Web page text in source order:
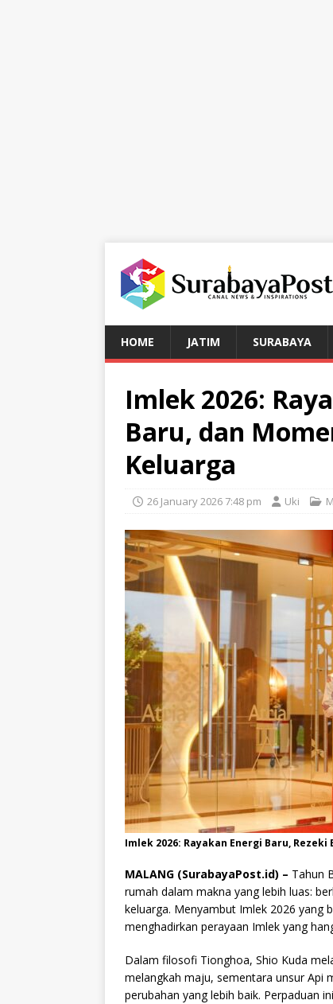
HOME JATIM SURABAYA
Imlek 2026:
Baru, dan
Keluarga
26 January 2026 7:48 pm Uki
Imlek 2026: Rayakan Energi Baru,
MALANG (SurabayaPost.id) – Tahun
rumah dalam makna yang lebih luas:
keluarga. Menyambut Imlek 2026 yang
menghadirkan perayaan Imlek yang
Dalam filosofi Tionghoa, Shio Kuda
melangkah maju, sementara unsur Api
perubahan yang lebih baik. Perpaduan